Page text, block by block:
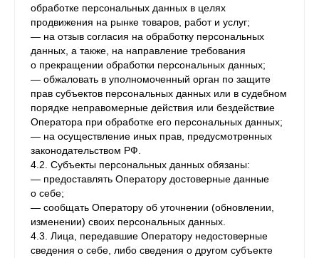
обработке персональных данных в целях
продвижения на рынке товаров, работ и услуг;
— на отзыв согласия на обработку персональных
данных, а также, на направление требования
о прекращении обработки персональных данных;
— обжаловать в уполномоченный орган по защите
прав субъектов персональных данных или в судебном
порядке неправомерные действия или бездействие
Оператора при обработке его персональных данных;
— на осуществление иных прав, предусмотренных
законодательством РФ.
4.2. Субъекты персональных данных обязаны:
— предоставлять Оператору достоверные данные
о себе;
— сообщать Оператору об уточнении (обновлении,
изменении) своих персональных данных.
4.3. Лица, передавшие Оператору недостоверные
сведения о себе, либо сведения о другом субъекте